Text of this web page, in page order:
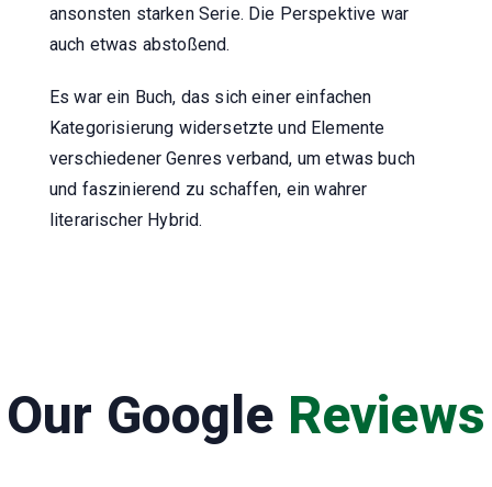
ansonsten starken Serie. Die Perspektive war
auch etwas abstoßend.
Es war ein Buch, das sich einer einfachen
Kategorisierung widersetzte und Elemente
verschiedener Genres verband, um etwas buch
und faszinierend zu schaffen, ein wahrer
literarischer Hybrid.
Our Google Reviews